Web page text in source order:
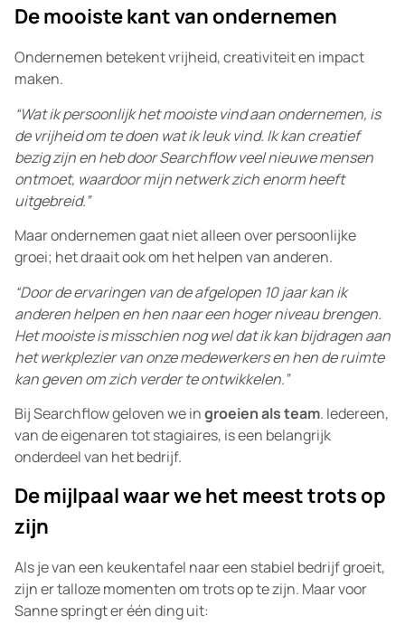
De mooiste kant van ondernemen
Ondernemen betekent vrijheid, creativiteit en impact
maken.
“Wat ik persoonlijk het mooiste vind aan ondernemen, is
de vrijheid om te doen wat ik leuk vind. Ik kan creatief
bezig zijn en heb door Searchflow veel nieuwe mensen
ontmoet, waardoor mijn netwerk zich enorm heeft
uitgebreid.”
Maar ondernemen gaat niet alleen over persoonlijke
groei; het draait ook om het helpen van anderen.
“Door de ervaringen van de afgelopen 10 jaar kan ik
anderen helpen en hen naar een hoger niveau brengen.
Het mooiste is misschien nog wel dat ik kan bijdragen aan
het werkplezier van onze medewerkers en hen de ruimte
kan geven om zich verder te ontwikkelen.”
Bij Searchflow geloven we ingroeien als team. Iedereen,
van de eigenaren tot stagiaires, is een belangrijk
onderdeel van het bedrijf.
De mijlpaal waar we het meest trots op
zijn
Als je van een keukentafel naar een stabiel bedrijf groeit,
zijn er talloze momenten om trots op te zijn. Maar voor
Sanne springt er één ding uit: